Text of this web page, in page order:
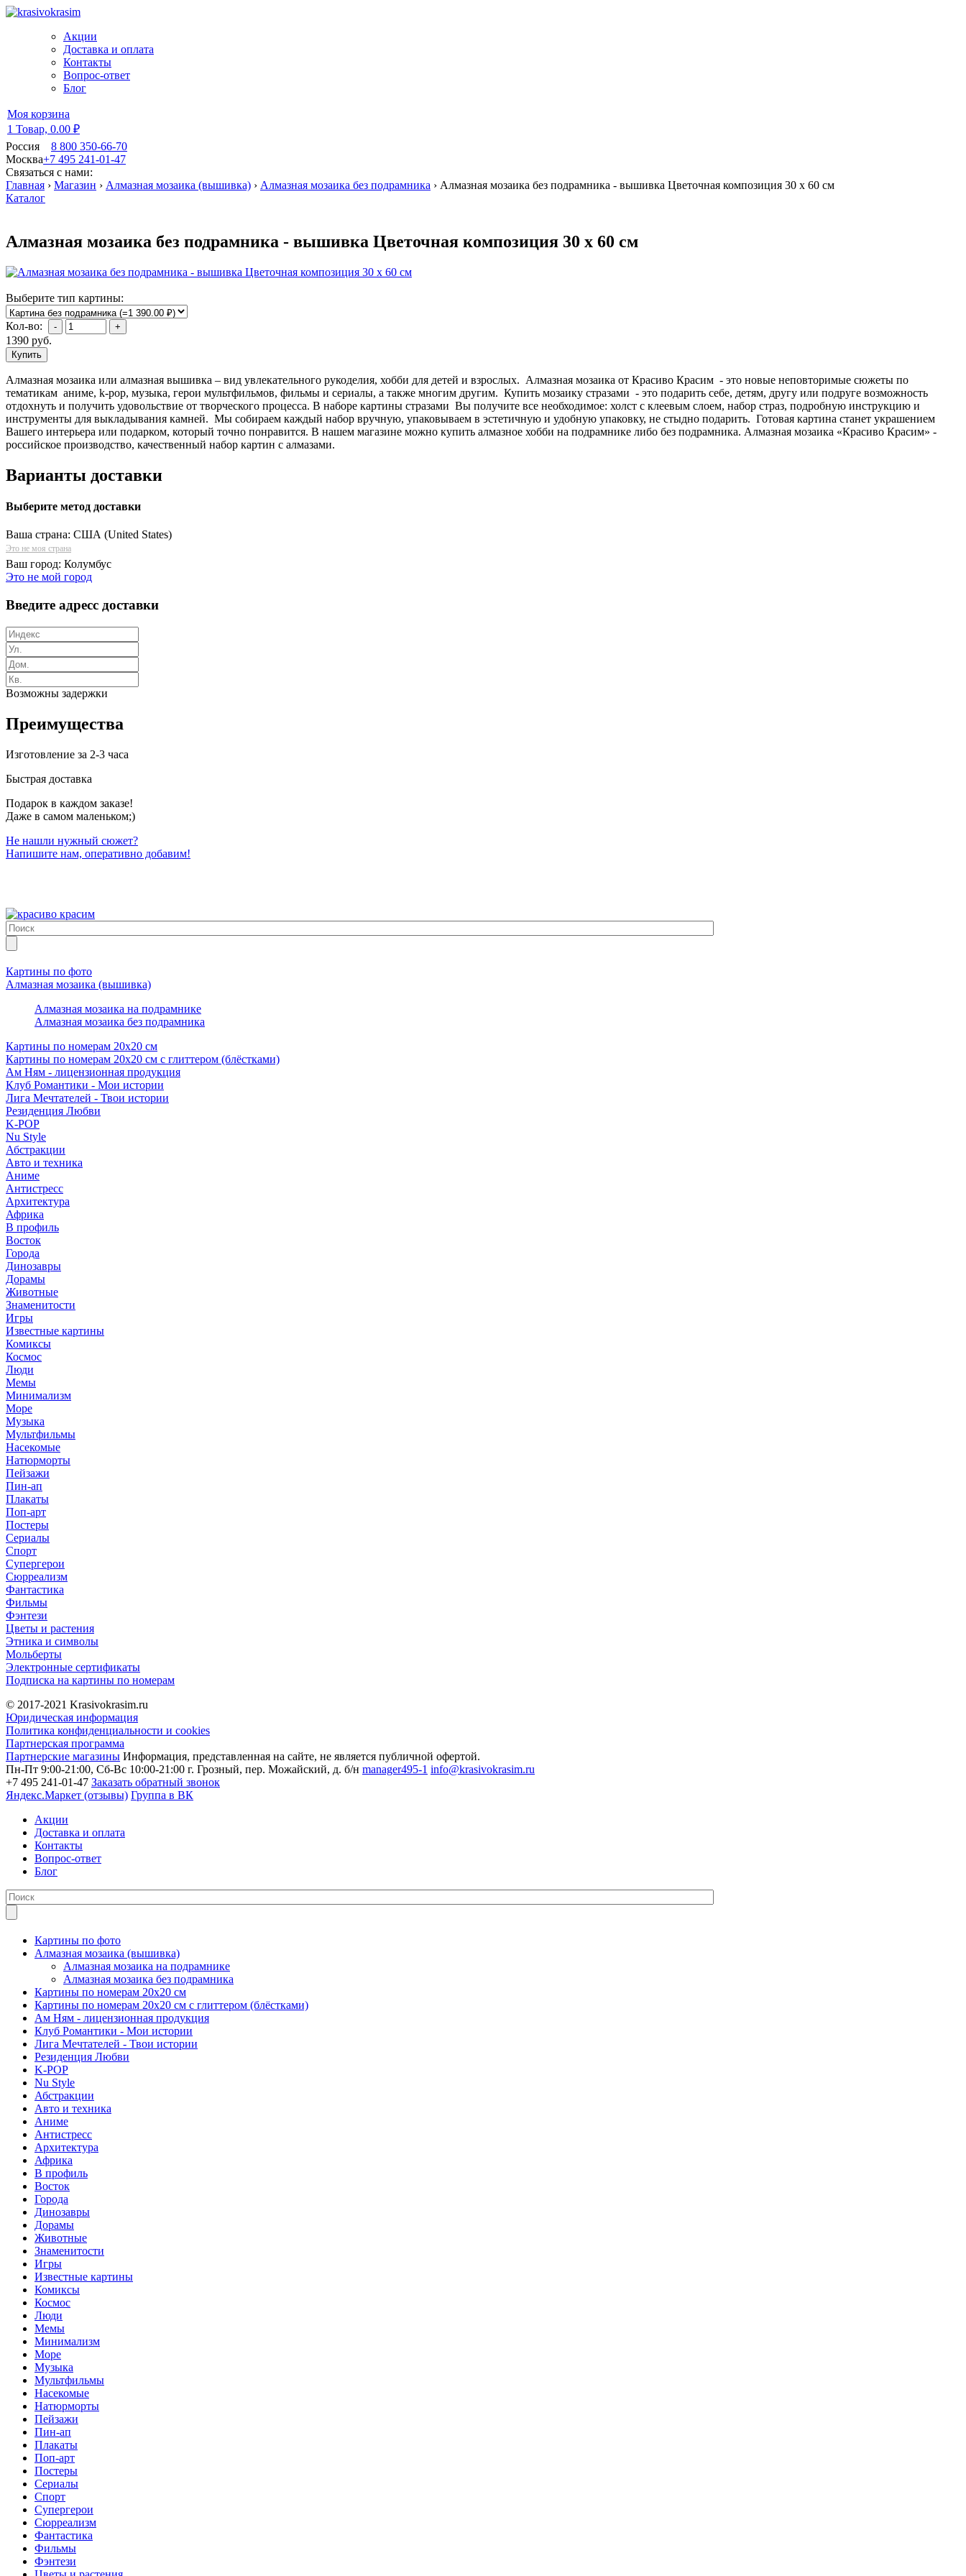
Акции
Доставка и оплата
Контакты
Вопрос-ответ
Блог
Моя корзина
1 Товар, 0.00 ₽
Россия
8 800 350-66-70
Москва+7 495 241-01-47
Связаться с нами:
Главная › Магазин › Алмазная мозаика (вышивка) › Алмазная мозаика без подрамника › Алмазная мозаика без подрамника - вышивка Цветочная композиция 30 х 60 см
Каталог
Алмазная мозаика без подрамника - вышивка Цветочная композиция 30 х 60 см
Выберите тип картины:
Кол-во:
1390 руб.
Алмазная мозаика или алмазная вышивка – вид увлекательного рукоделия, хобби для детей и взрослых. Алмазная мозаика от Красиво Красим - это новые неповторимые сюжеты по
тематикам аниме, k-pop, музыка, герои мультфильмов, фильмы и сериалы, а также многим другим. Купить мозаику стразами - это подарить себе, детям, другу или подруге возможность
отдохнуть и получить удовольствие от творческого процесса. В наборе картины стразами Вы получите все необходимое: холст с клеевым слоем, набор страз, подробную инструкцию и
инструменты для выкладывания камней. Мы собираем каждый набор вручную, упаковываем в эстетичную и удобную упаковку, не стыдно подарить. Готовая картина станет украшением
Вашего интерьера или подарком, который точно понравится. В нашем магазине можно купить алмазное хобби на подрамнике либо без подрамника. Алмазная мозаика «Красиво Красим» -
российское производство, качественный набор картин с алмазами.
Варианты доставки
Выберите метод доставки
Ваша страна: США (United States)
Это не моя страна
Ваш город: Колумбус
Это не мой город
Введите адресс доставки
Возможны задержки
Преимущества
Изготовление за 2-3 часа
Быстрая доставка
Подарок в каждом заказе!
Даже в самом маленьком;)
Не нашли нужный сюжет?
Напишите нам, оперативно добавим!
Картины по фото
Алмазная мозаика (вышивка)
Алмазная мозаика на подрамнике
Алмазная мозаика без подрамника
Картины по номерам 20х20 см
Картины по номерам 20х20 см с глиттером (блёстками)
Ам Ням - лицензионная продукция
Клуб Романтики - Мои истории
Лига Мечтателей - Твои истории
Резиденция Любви
K-POP
Nu Style
Абстракции
Авто и техника
Аниме
Антистресс
Архитектура
Африка
В профиль
Восток
Города
Динозавры
Дорамы
Животные
Знаменитости
Игры
Известные картины
Комиксы
Космос
Люди
Мемы
Минимализм
Море
Музыка
Мультфильмы
Насекомые
Натюрморты
Пейзажи
Пин-ап
Плакаты
Поп-арт
Постеры
Сериалы
Спорт
Супергерои
Сюрреализм
Фантастика
Фильмы
Фэнтези
Цветы и растения
Этника и символы
Мольберты
Электронные сертификаты
Подписка на картины по номерам
© 2017-2021 Krasivokrasim.ru
Юридическая информация
Политика конфиденциальности и cookies
Партнерская программа
Партнерские магазины Информация, представленная на сайте, не является публичной офертой.
Пн-Пт 9:00-21:00, Сб-Вс 10:00-21:00 г. Грозный, пер. Можайский, д. б/н manager495-1 info@krasivokrasim.ru
+7 495 241-01-47 Заказать обратный звонок
Яндекс.Маркет (отзывы) Группа в ВК
Акции
Доставка и оплата
Контакты
Вопрос-ответ
Блог
Картины по фото
Алмазная мозаика (вышивка)
Алмазная мозаика на подрамнике
Алмазная мозаика без подрамника
Картины по номерам 20х20 см
Картины по номерам 20х20 см с глиттером (блёстками)
Ам Ням - лицензионная продукция
Клуб Романтики - Мои истории
Лига Мечтателей - Твои истории
Резиденция Любви
K-POP
Nu Style
Абстракции
Авто и техника
Аниме
Антистресс
Архитектура
Африка
В профиль
Восток
Города
Динозавры
Дорамы
Животные
Знаменитости
Игры
Известные картины
Комиксы
Космос
Люди
Мемы
Минимализм
Море
Музыка
Мультфильмы
Насекомые
Натюрморты
Пейзажи
Пин-ап
Плакаты
Поп-арт
Постеры
Сериалы
Спорт
Супергерои
Сюрреализм
Фантастика
Фильмы
Фэнтези